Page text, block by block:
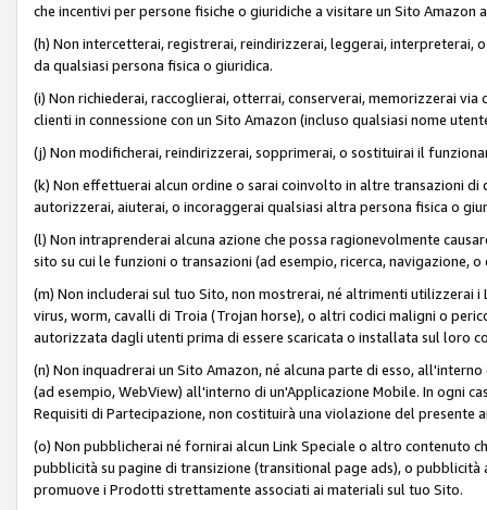
che incentivi per persone fisiche o giuridiche a visitare un Sito
(h) Non intercetterai, registrerai, reindirizzerai, leggerai,
da qualsiasi persona fisica o giuridica.
(i) Non richiederai, raccoglierai, otterrai, conserverai, memorizzerai
clienti in connessione con un Sito Amazon (incluso qualsiasi nome
(j) Non modificherai, reindirizzerai, sopprimerai, o sostituirai il
(k) Non effettuerai alcun ordine o sarai coinvolto in altre transazioni
autorizzerai, aiuterai, o incoraggerai qualsiasi altra persona fisica o
(l) Non intraprenderai alcuna azione che possa ragionevolmente
sito su cui le funzioni o transazioni (ad esempio, ricerca, navigazione,
(m) Non includerai sul tuo Sito, non mostrerai, né altrimenti utilizzerai
virus, worm, cavalli di Troia (Trojan horse), o altri codici maligni o
autorizzata dagli utenti prima di essere scaricata o installata sul loro
(n) Non inquadrerai un Sito Amazon, né alcuna parte di esso,
(ad esempio, WebView) all'interno di un'Applicazione Mobile. In ogni
Requisiti di Partecipazione, non costituirà una violazione del presente
(o) Non pubblicherai né fornirai alcun Link Speciale o altro contenuto
pubblicità su pagine di transizione (transitional page ads), o
promuove i Prodotti strettamente associati ai materiali sul tuo Sito.